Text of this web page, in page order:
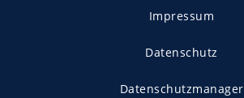
Impressum
Datenschutz
Datenschutzmanager